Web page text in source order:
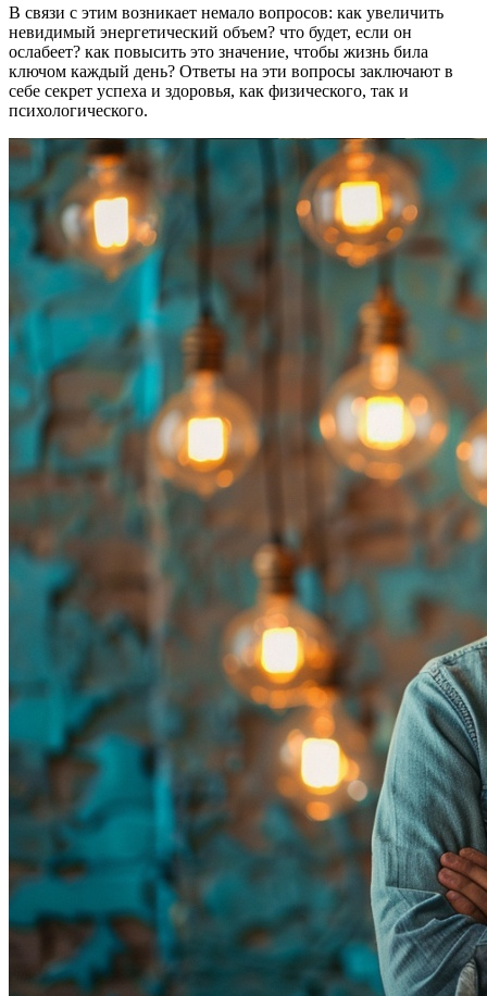
В связи с этим возникает немало вопросов: как увеличить
невидимый энергетический объем? что будет, если он
ослабеет? как повысить это значение, чтобы жизнь била
ключом каждый день? Ответы на эти вопросы заключают в
себе секрет успеха и здоровья, как физического, так и
психологического.